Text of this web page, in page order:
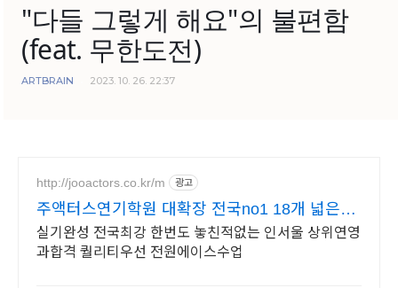
"다들 그렇게 해요"의 불편함
(feat. 무한도전)
ARTBRAIN 2023. 10. 26. 22:37
http://jooactors.co.kr/m 광고
주액터스연기학원 대확장 전국no1 18개 넓은강
의실
실기완성 전국최강 한번도 놓친적없는 인서울 상위연영
과합격 퀄리티우선 전원에이스수업